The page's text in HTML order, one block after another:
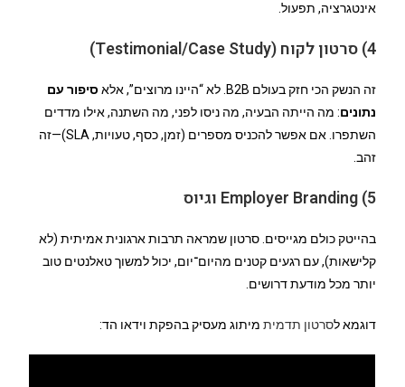
אינטגרציה, תפעול.
4) סרטון לקוח (Testimonial/Case Study)
זה הנשק הכי חזק בעולם B2B. לא “היינו מרוצים”, אלא
סיפור עם
נתונים: מה הייתה הבעיה, מה ניסו לפני, מה השתנה, אילו מדדים
השתפרו. אם אפשר להכניס מספרים (זמן, כסף, טעויות, SLA)—זה
זהב.
5) Employer Branding וגיוס
בהייטק כולם מגייסים. סרטון שמראה תרבות ארגונית אמיתית (לא
קלישאות), עם רגעים קטנים מהיום־יום, יכול למשוך טאלנטים טוב
יותר מכל מודעת דרושים.
דוגמא לסרטון תדמית מיתוג מעסיק בהפקת וידאו הד: